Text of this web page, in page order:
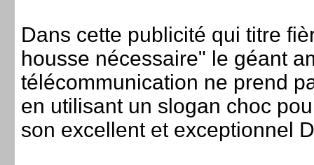
Dans cette publicité qui titre
housse nécessaire" le géant
télécommunication ne prend
en utilisant un slogan choc
son excellent et exceptionnel